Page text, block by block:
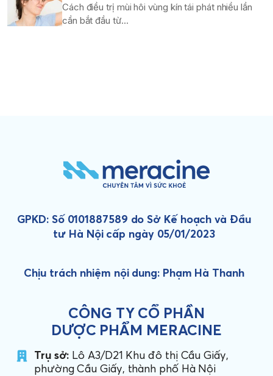
Cách điều trị mùi hôi vùng kín tái phát nhiều lần
cần bắt đầu từ...
GPKD: Số 0101887589 do Sở Kế hoạch và Đầu
tư Hà Nội cấp ngày 05/01/2023
Chịu trách nhiệm nội dung: Phạm Hà Thanh
CÔNG TY CỔ PHẦN
DƯỢC PHẨM MERACINE
Trụ sở: Lô A3/D21 Khu đô thị Cầu Giấy,
phường Cầu Giấy, thành phố Hà Nội